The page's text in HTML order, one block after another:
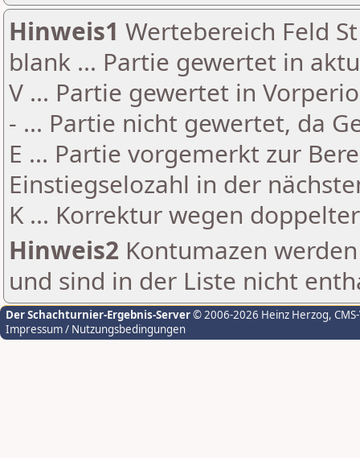
Hinweis1 Wertebereich Feld
blank ... Partie gewertet in
V ... Partie gewertet in
- ... Partie nicht gewertet, da
E ... Partie vorgemerkt zur
Einstiegselozahl in der
K ... Korrektur wegen
Hinweis2 Kontumazen
und sind in der Liste nicht
Der Schachturnier-Ergebnis-Server© 2006-2026 Heinz Herzog,
Impressum / Nutzungsbedingungen